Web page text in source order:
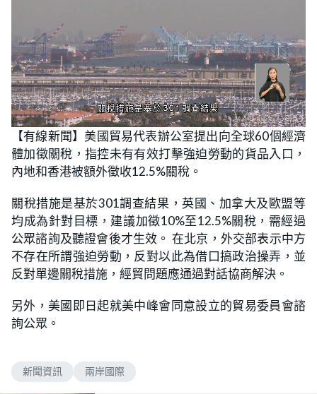
U
n
m
t
e
L
o
a
d
e
d
:
5
8
2
%
【有線新聞】美國貿易代表辦公室提出向全球60個經濟
體加徵關稅，指控未有有效打擊強迫勞動的貨品入口，
內地和香港被額外徵收12.5%關稅。
關稅措施是基於301調查結果，英國、加拿大及歐盟等
均成為針對目標，建議加徵10%至12.5%關稅，需經過
公眾諮詢及聽證會後才生效。 在北京，外交部表示中方
不存在所謂強迫勞動，反對以此為借口搞政治操弄，並
反對單邊關稅措施，經貿問題應通過對話協商解決。
另外，美國即日起就美中峰會同意設立的貿易委員會諮
詢公眾。
新聞資訊 兩岸國際